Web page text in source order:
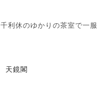
千利休のゆかりの茶室で一服
天鏡閣